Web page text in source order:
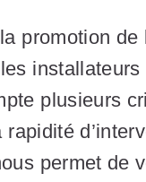
promotion
plusieurs
rapidité
permet de